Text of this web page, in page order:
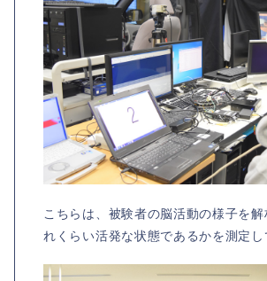
こちらは、被験者の脳活動の様子を
れくらい活発な状態であるかを測定し